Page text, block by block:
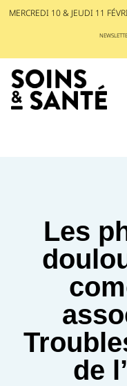
MERCREDI 10 & JEUDI 11
Les
de